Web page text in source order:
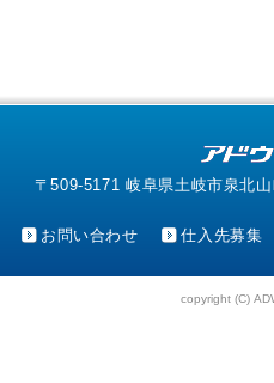
〒509-5171 岐阜県土岐市泉北
お問い合わせ 仕入先募集
copyright (C)